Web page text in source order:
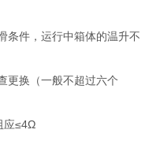
条件，运行中箱体的温升不
更换（一般不超过六个
应≤4Ω